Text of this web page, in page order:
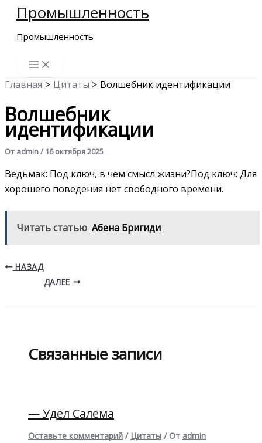
Перейти
содержимому
Промышленность
Промышленность
Главная Цитаты Волшебник идентификации
Волшебник
идентификации
От admin/ 16 октября 2025
Ведьмак: Под ключ, в чем смысл жизни?Под ключ: Для
хорошего поведения нет свободного времени.
Читать статью Абена Бригиди
НАЗАД
ДАЛЕЕ
Связанные записи
— Удел Салема
Оставьте комментарий / Цитаты / От admin